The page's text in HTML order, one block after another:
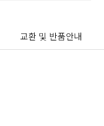
교환 및 반품안내